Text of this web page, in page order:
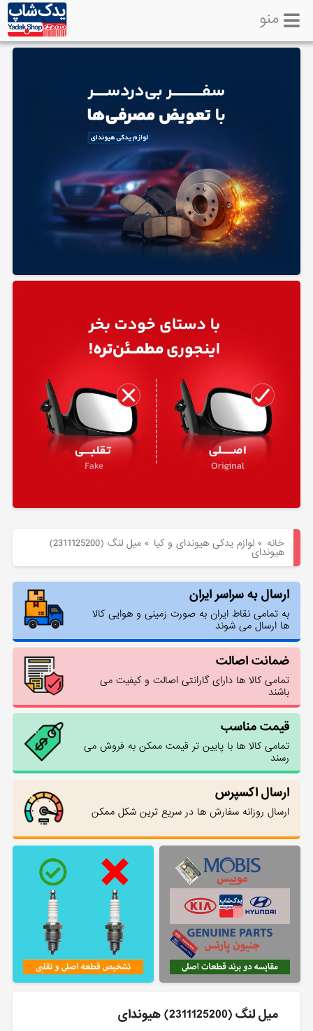
لوازم
منو
خانه »لوازم یدکی هیوندای و کیا » ميل لنگ (2311125200)
هیوندای
ارسال به سراسر ایران
به تمامی نقاط ایران به صورت زمینی و هوایی کالا
ها ارسال می شوند
ضمانت اصالت
تمامی کالا ها دارای گارانتی اصالت و کیفیت می
باشند
قیمت مناسب
تمامی کالا ها با پایین تر قیمت ممکن به فروش می
رسند
ارسال اکسپرس
ارسال روزانه سفارش ها در سریع ترین شکل ممکن
ميل لنگ (2311125200) هیوندای